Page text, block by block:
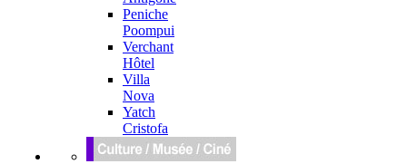
Peniche
Poompui
Verchant
Hôtel
Villa
Nova
Yatch
Cristofa